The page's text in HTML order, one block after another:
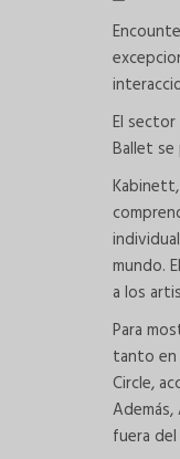
El
Ballet
mundo.
a los
Para
tanto en
Circle,
fuera